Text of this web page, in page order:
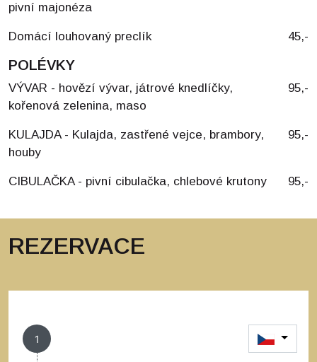
pivní majonéza
Domácí louhovaný preclík 45,-
POLÉVKY
VÝVAR - hovězí vývar, játrové knedlíčky,
kořenová zelenina, maso
95,-
KULAJDA - Kulajda, zastřené vejce, brambory,
houby
95,-
CIBULAČKA - pivní cibulačka, chlebové krutony 95,-
REZERVACE